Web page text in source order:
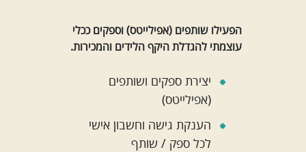
הפעילו שותפים (אפילייטס) וספקים ככלי
עוצמתי להגדלת היקף הלידים והמכירות.
יצירת ספקים ושותפים
(אפילייטס)
הענקת גישה וחשבון אישי
לכל ספק / שותף